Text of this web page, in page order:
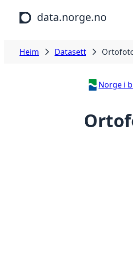
Hopp til hovudinnhald
data.norge.no
Heim Datasett
Norge i